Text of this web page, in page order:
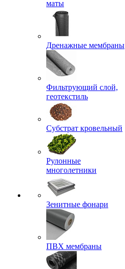
маты
Дренажные мембраны
Фильтрующий слой,
геотекстиль
Субстрат кровельный
Рулонные
многолетники
Зенитные фонари
ПВХ мембраны